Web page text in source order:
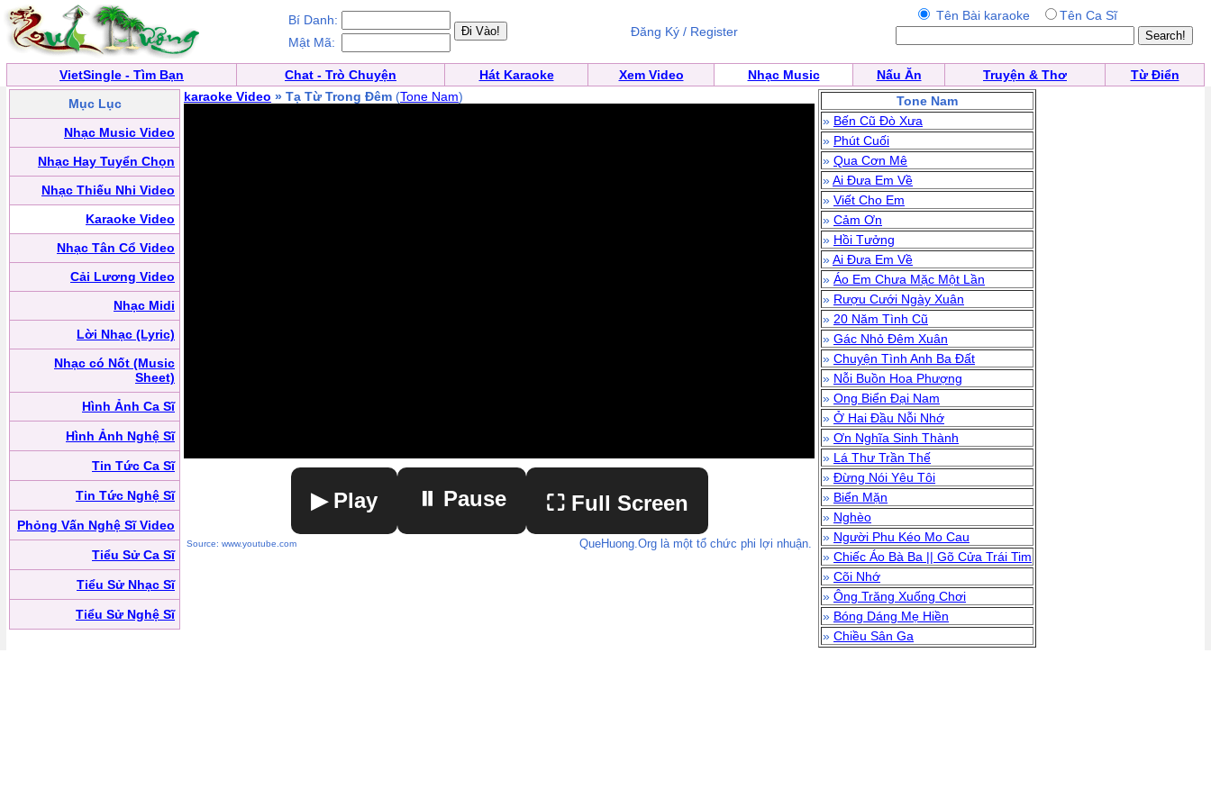
Bí Danh:
Mật Mã:
Đăng Ký / Register
Tên Bài karaoke Tên Ca Sĩ
VietSingle - Tìm Bạn Chat - Trò Chuyện Hát Karaoke Xem Video Nhạc Music Nấu Ăn Truyện & Thơ
Từ Điển
Mục Lục
Nhạc Music Video
Nhạc Hay Tuyển Chọn
Nhạc Thiếu Nhi Video
Karaoke Video
Nhạc Tân Cổ Video
Cải Lương Video
Nhạc Midi
Lời Nhạc (Lyric)
Nhạc có Nốt (Music
Sheet)
Hình Ảnh Ca Sĩ
Hình Ảnh Nghệ Sĩ
Tin Tức Ca Sĩ
Tin Tức Nghệ Sĩ
Phỏng Vấn Nghệ Sĩ Video
Tiểu Sử Ca Sĩ
Tiểu Sử Nhạc Sĩ
Tiểu Sử Nghệ Sĩ
karaoke Video » Tạ Từ Trong Đêm (Tone Nam)
▶ Play ⏸ Pause ⛶ Full Screen
Source: www.youtube.com QueHuong.Org là một tổ chức phi lợi nhuận.
Tone Nam
» Bến Cũ Đò Xưa
» Phút Cuối
» Qua Cơn Mê
»Ai Đưa Em Về
» Viết Cho Em
» Cảm Ơn
» Hồi Tưởng
»Ai Đưa Em Về
» Áo Em Chưa Mặc Một Lần
» Rượu Cưới Ngày Xuân
» 20 Năm Tình Cũ
» Gác Nhỏ Đêm Xuân
» Chuyện Tình Anh Ba Đất
» Nỗi Buồn Hoa Phượng
» Ong Biển Đại Nam
» Ở Hai Đầu Nỗi Nhớ
» Ơn Nghĩa Sinh Thành
» Lá Thư Trần Thế
» Đừng Nói Yêu Tôi
» Biển Mặn
» Nghèo
» Người Phu Kéo Mo Cau
» Chiếc Áo Bà Ba || Gõ Cửa Trái Tim
» Cõi Nhớ
» Ông Trăng Xuống Chơi
» Bóng Dáng Mẹ Hiền
» Chiều Sân Ga